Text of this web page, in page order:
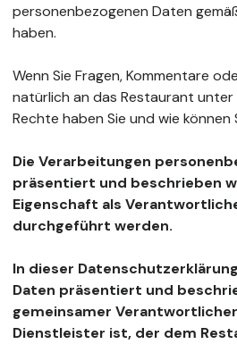
personenbezogenen Daten
haben.
Wenn Sie Fragen, Kommentare
natürlich an das Restaurant
Rechte haben Sie und wie
Die Verarbeitungen
präsentiert und beschrieben
Eigenschaft als
durchgeführt werden.
In dieser
Daten präsentiert und
gemeinsamer
Dienstleister ist, der dem